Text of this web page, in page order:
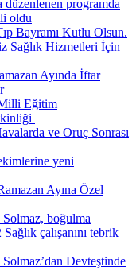
düzenlenen programda
oldu
Bayramı Kutlu Olsun.
Sağlık Hizmetleri İçin
Ayında İftar
Eğitim
ve Oruç Sonrası
yeni
Ayına Özel
boğulma
çalışanını tebrik
Devteştinde